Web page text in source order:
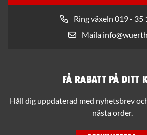
Ring växeln 019 - 35
Maila
Få rabatt på ditt
Håll dig uppdaterad med nyhetsbrev
nästa order.